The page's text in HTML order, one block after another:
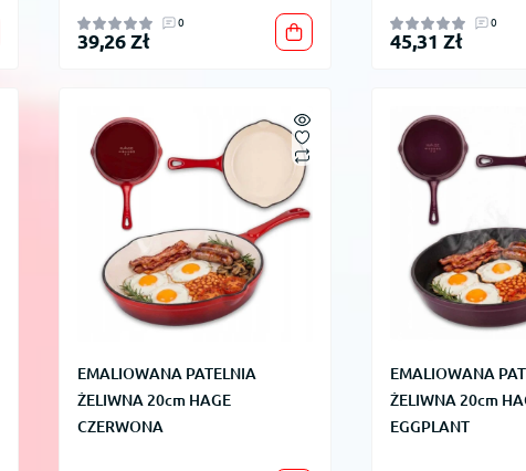
0
39,26 Zł
0
45,31 Zł
EMALIOWANA PATELNIA
ŻELIWNA 20cm HAGE
CZERWONA
EMALIOWANA
ŻELIWNA 20cm
EGGPLANT